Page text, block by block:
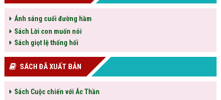
Ánh sáng cuối đường hầm
Sách Lời con muốn nói
Sách giọt lệ thống hối
SÁCH ĐÃ XUẤT BẢN
Sách Cuộc chiến với Ác Thần